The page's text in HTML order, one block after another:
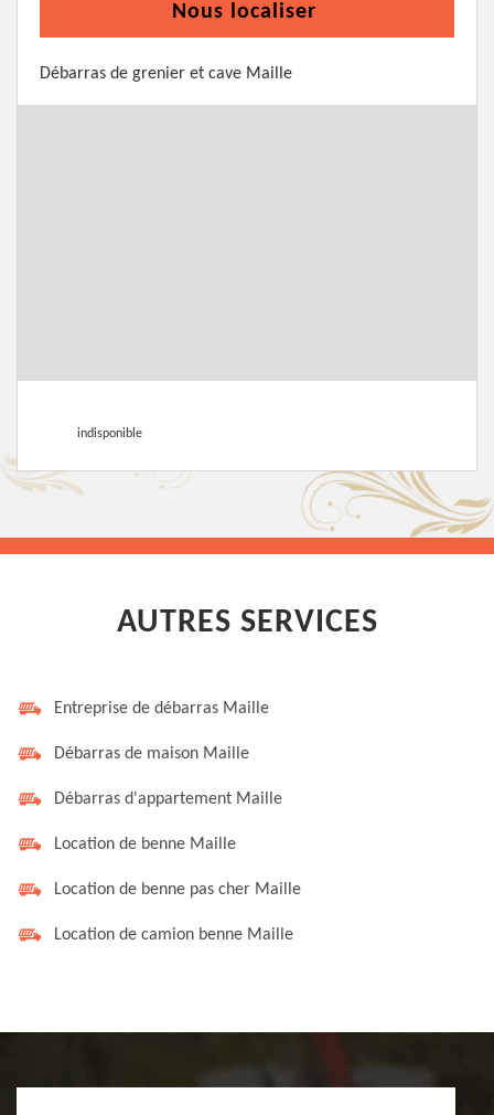
Nous localiser
Débarras de grenier et cave Maille
indisponible
AUTRES SERVICES
Entreprise de débarras Maille
Débarras de maison Maille
Débarras d'appartement Maille
Location de benne Maille
Location de benne pas cher Maille
Location de camion benne Maille